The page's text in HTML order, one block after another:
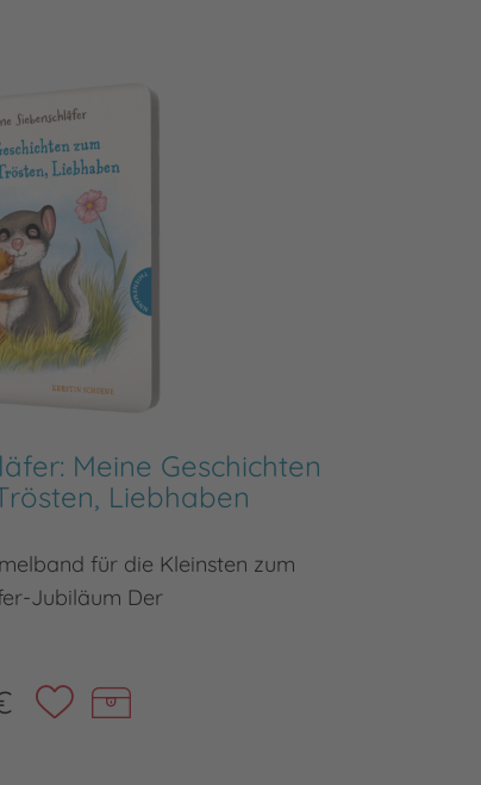
Meine Geschichten
Liebhaben
für die Kleinsten zum
Jubiläum Der